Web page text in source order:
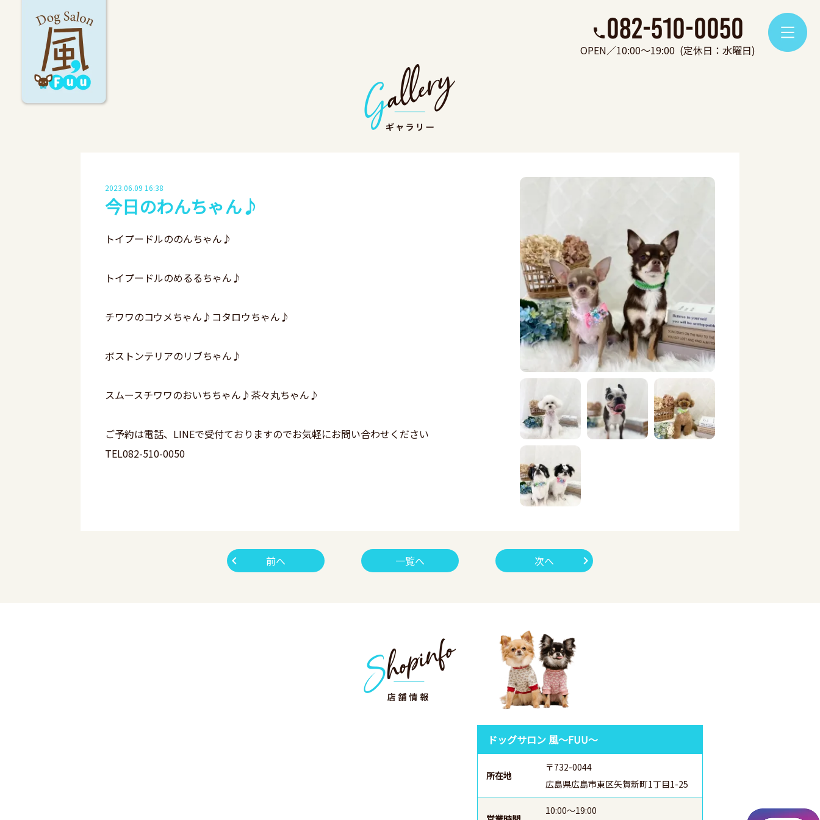
082-510-0050
OPEN／10:00～19:00 (定休日：水曜日)
2023.06.09 16:38
今日のわんちゃん♪
トイプードルののんちゃん♪
トイプードルのめるるちゃん♪
チワワのコウメちゃん♪コタロウちゃん♪
ボストンテリアのリブちゃん♪
スムースチワワのおいちちゃん♪茶々丸ちゃん♪
ご予約は電話、LINEで受付ておりますのでお気軽にお問い合わせください
TEL082-510-0050
前へ 次へ
一覧へ
ドッグサロン 風～FUU～
所在地
〒732-0044
広島県広島市東区矢賀新町1丁目1-25
10:00～19:00